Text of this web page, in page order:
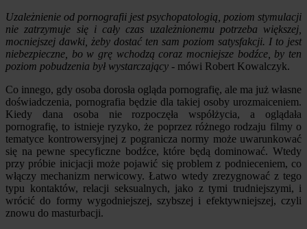
Uzależnienie od pornografii jest psychopatologią, poziom stymulacji
nie zatrzymuje się i cały czas uzależnionemu potrzeba większej,
mocniejszej dawki, żeby dostać ten sam poziom satysfakcji. I to jest
niebezpieczne, bo w grę wchodzą coraz mocniejsze bodźce, by ten
poziom pobudzenia był wystarczający - mówi Robert Kowalczyk.
Co innego, gdy osoba dorosła ogląda pornografię, ale ma już własne
doświadczenia, pornografia będzie dla takiej osoby urozmaiceniem.
Kiedy dana osoba nie rozpoczęła współżycia, a oglądała
pornografię, to istnieje ryzyko, że poprzez różnego rodzaju filmy o
tematyce kontrowersyjnej z pogranicza normy może uwarunkować
się na pewne specyficzne bodźce, które będą dominować. Wtedy
przy próbie inicjacji może pojawić się problem z podnieceniem, co
włączy mechanizm nerwicowy. Łatwo wtedy zrezygnować z tego
typu kontaktów, relacji seksualnych, jako z tymi trudniejszymi, i
wrócić do formy wygodniejszej, szybszej i efektywniejszej, czyli
znowu do masturbacji.